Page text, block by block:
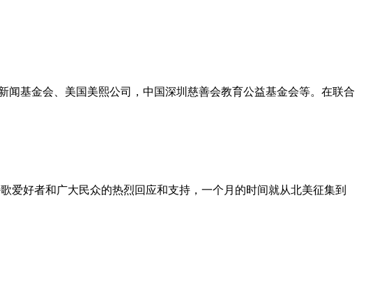
基金会、美国美熙公司，中国深圳慈善会教育公益基金会等。在联合
好者和广大民众的热烈回应和支持，一个月的时间就从北美征集到